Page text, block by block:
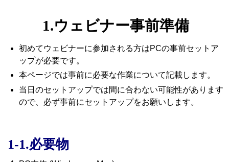
1.ウェビナー事前準備
初めてウェビナーに参加される方はPCの事前セットア
ップが必要です。
本ページでは事前に必要な作業について記載します。
当日のセットアップでは間に合わない可能性があります
ので、必ず事前にセットアップをお願いします。
1-1.必要物